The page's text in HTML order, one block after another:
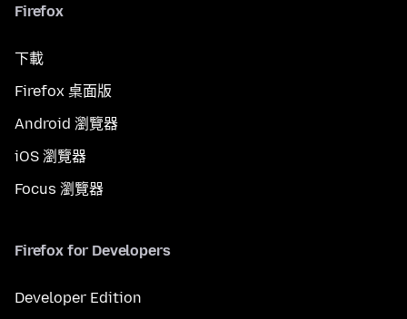
Firefox
下載
Firefox 桌面版
Android 瀏覽器
iOS 瀏覽器
Focus 瀏覽器
Firefox for Developers
Developer Edition